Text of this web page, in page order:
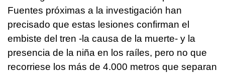
Fuentes próximas a la investigación han
precisado que estas lesiones confirman el
embiste del tren -la causa de la muerte- y la
presencia de la niña en los raíles, pero no que
recorriese los más de 4.000 metros que separan